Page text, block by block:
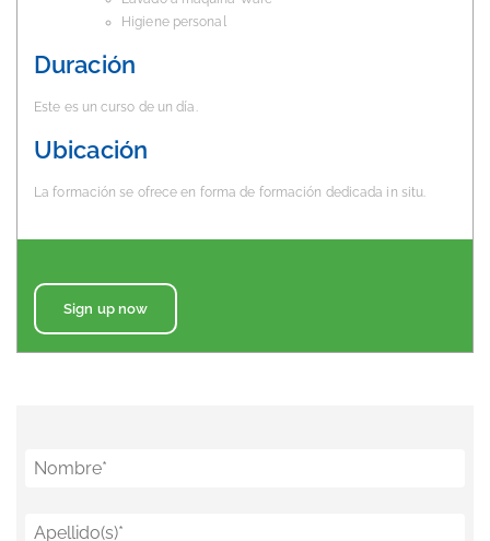
Higiene personal
Duración
Este es un curso de un día.
Ubicación
La formación se ofrece en forma de formación dedicada in situ.
Sign up now
Nombre*
Apellido(s)*